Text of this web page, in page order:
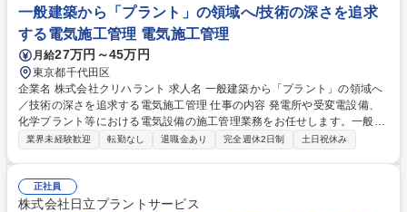
見積作成 ■工事に関係する公的書類の作成および提出 ★各種手当や福利厚
生が充実しており、土日祝休の年休120日、完全週休二日制で働きやすい
環境が整備されています。 募集職種 【大阪/電気施工管理】一般建築から
「プラント」の領域へ／技術の深さを追求
一般建築から「プラント」の領域へ/技術の深さを追求
する電気施工管理 電気施工管理
月給27万円～45万円
東京都千代田区
企業名 株式会社クリハラント 求人名 一般建築から「プラント」の領域へ
／技術の深さを追求する電気施工管理 仕事の内容 発電所や受変電設備、
化学プラント等における電気設備の施工管理業務をお任せします。一般建
築物では味わえない、日本の産業を支える大規模インフラプロジェクトの
現場指揮 ■発注者（大手プラントメーカー等）との打ち合わせ ■設計図面
に基づく施工計画の策定・図面チェック ■工事費等の原価管理および見積
業界未経験歓迎 転勤なし 退職金あり 完全週休2日制 土日祝休み
正社員
株式会社日立プラントサービス